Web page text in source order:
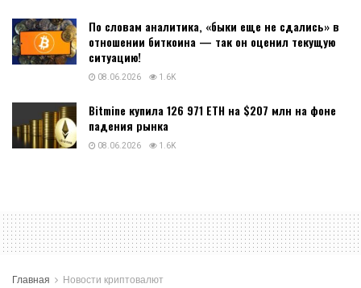
По словам аналитика, «быки еще не сдались» в
отношении биткоина — так он оценил текущую
ситуацию!
08.06.2026 1.6K
Bitmine купила 126 971 ETH на $207 млн на фоне
падения рынка
08.06.2026 1.6K
Главная Новости криптовалют